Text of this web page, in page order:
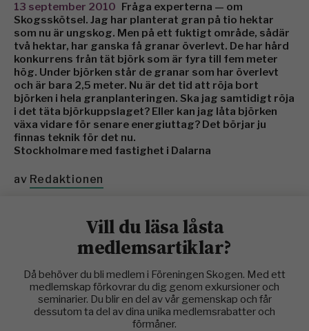
13 september 2010 Fråga experterna — om
Skogsskötsel. Jag har planterat gran på tio hektar
som nu är ungskog. Men på ett fuktigt område, sådär
två hektar, har ganska få granar överlevt. De har hård
konkurrens från tät björk som är fyra till fem meter
hög. Under björken står de granar som har överlevt
och är bara 2,5 meter. Nu är det tid att röja bort
björken i hela granplanteringen. Ska jag samtidigt röja
i det täta björkuppslaget? Eller kan jag låta björken
växa vidare för senare energiuttag? Det börjar ju
finnas teknik för det nu.
Stockholmare med fastighet i Dalarna
av Redaktionen
Vill du läsa låsta
medlemsartiklar?
Då behöver du bli medlem i Föreningen Skogen. Med ett
medlemskap förkovrar du dig genom exkursioner och
seminarier. Du blir en del av vår gemenskap och får
dessutom ta del av dina unika medlemsrabatter och
förmåner.